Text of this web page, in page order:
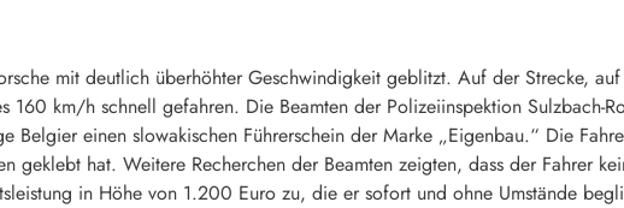
mit deutlich überhöhter Geschwindigkeit geblitzt. Auf der Strecke,
160 km/h schnell gefahren. Die Beamten der Polizeiinspektion Sulzbach-
einen slowakischen Führerschein der Marke „Eigenbau.“ Die
geklebt hat. Weitere Recherchen der Beamten zeigten, dass der Fahrer
in Höhe von 1.200 Euro zu, die er sofort und ohne Umstände